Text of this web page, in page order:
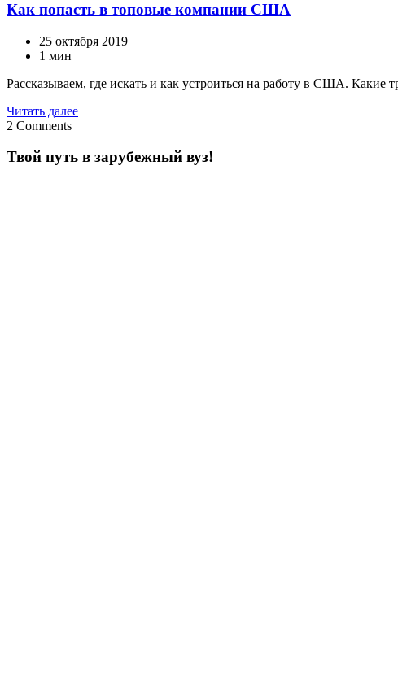
Как попасть в топовые компании США
25 октября 2019
1 мин
Рассказываем, где искать и как устроиться на работу в США.
Читать далее
2 Comments
Твой путь в зарубежный вуз!